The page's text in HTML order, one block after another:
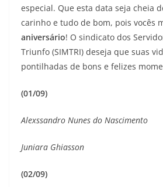
especial. Que esta data seja cheia
carinho e tudo de bom, pois vocês
aniversário! O sindicato dos
Triunfo (SIMTRI) deseja que suas
pontilhadas de bons e felizes
(01/09)
Alexssandro Nunes do Nascimento
Juniara Ghiasson
(02/09)